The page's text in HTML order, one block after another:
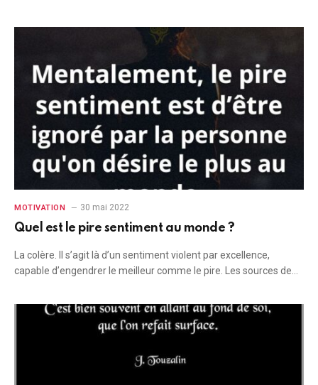
MOTIVATION 30 mai 2022
Quel est le pire sentiment au monde ?
La colère. Il s’agit là d’un sentiment violent par excellence,
capable d’engendrer le meilleur comme le pire. Les sources de…